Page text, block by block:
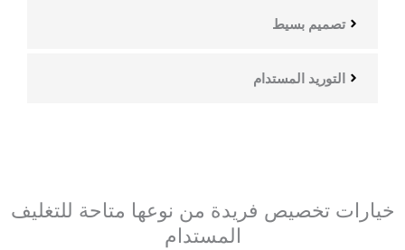
تصميم بسيط
التوريد المستدام
خيارات تخصيص فريدة من نوعها متاحة للتغليف
المستدام